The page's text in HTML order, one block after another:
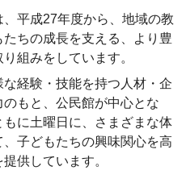
平成27年度から、地域の教
ちの成長を支える、より豊
組みをしています。
経験・技能を持つ人材・企
もと、公民館が中心とな
に土曜日に、さまざまな体
子どもたちの興味関心を高
供しています。